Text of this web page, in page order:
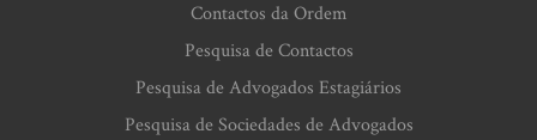
Contactos da Ordem
Pesquisa de Contactos
Pesquisa de Advogados Estagiários
Pesquisa de Sociedades de Advogados